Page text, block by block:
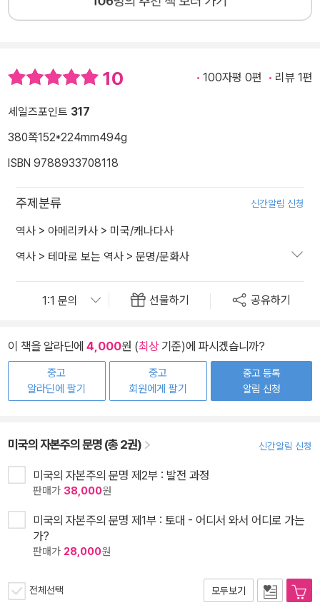
10 100자평 0편 리뷰 1편
세일즈포인트 317
380쪽152*224mm494g
ISBN 9788933708118
주제분류 신간알림 신청
역사 > 아메리카사 > 미국/캐나다사
역사 > 테마로 보는 역사 > 문명/문화사
선물하기 공유하기
이 책을 알라딘에 4,000원 (최상기준)에 파시겠습니까?
중고
알라딘에 팔기
중고
회원에게 팔기
중고 등록
알림 신청
미국의 자본주의 문명 (총 2권) 신간알림 신청
미국의 자본주의 문명 제2부 : 발전 과정
판매가 38,000원
미국의 자본주의 문명 제1부 : 토대 - 어디서 와서 어디로 가는
가?
판매가 28,000원
전체선택 모두보기